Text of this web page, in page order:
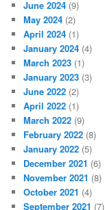
June 2024 (9)
May 2024 (2)
April 2024 (1)
January 2024 (4)
March 2023 (1)
January 2023 (3)
June 2022 (2)
April 2022 (1)
March 2022 (9)
February 2022 (8)
January 2022 (5)
December 2021 (6)
November 2021 (8)
October 2021 (4)
September 2021 (7)